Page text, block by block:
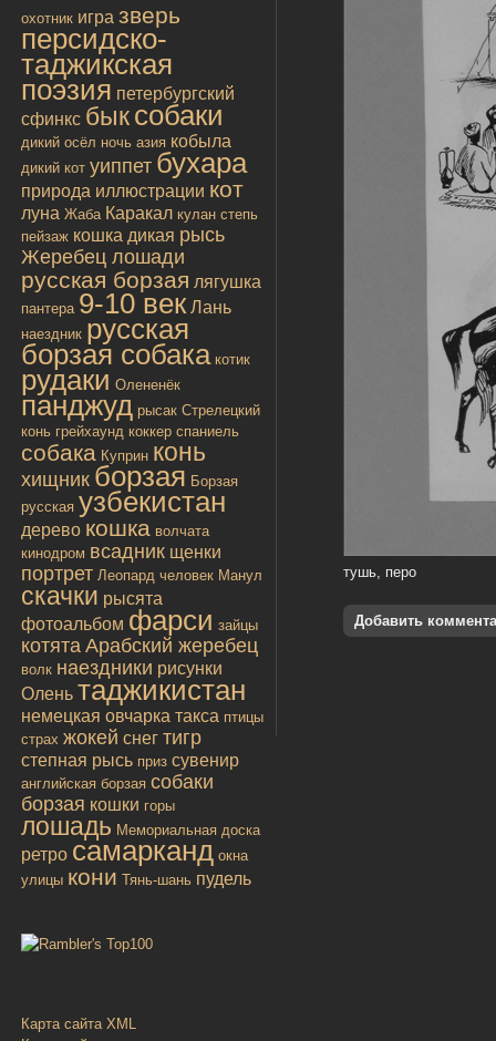
охотник игра зверь
персидско-
таджикская
поэзия петербургский
сфинкс быксобаки
дикий осёл ночь азия кобыла
дикий кот уиппет бухара
природа иллюстрации кот
луна Жаба Каракал кулан степь
пейзаж кошка дикая рысь
Жеребец лошади
русская борзая лягушка
пантера 9-10 век Лань
наездник русская
борзая собака котик
рудаки Олененёк
панджуд рысак Стрелецкий
конь грейхаунд коккер спаниель
собака Куприн конь
хищник борзая Борзая
русская узбекистан
дерево кошка волчата
кинодром всадник щенки
портрет Леопард человек Манул
скачки рысята
фотоальбом фарси зайцы
котята Арабский жеребец
волк наездники рисунки
Олень таджикистан
немецкая овчарка такса птицы
страх жокей снег тигр
степная рысь приз сувенир
английская борзая собаки
борзая кошки горы
лошадь Мемориальная доска
ретро самарканд окна
улицы кони Тянь-шань пудель
Карта сайта XML
тушь, перо
Добавить